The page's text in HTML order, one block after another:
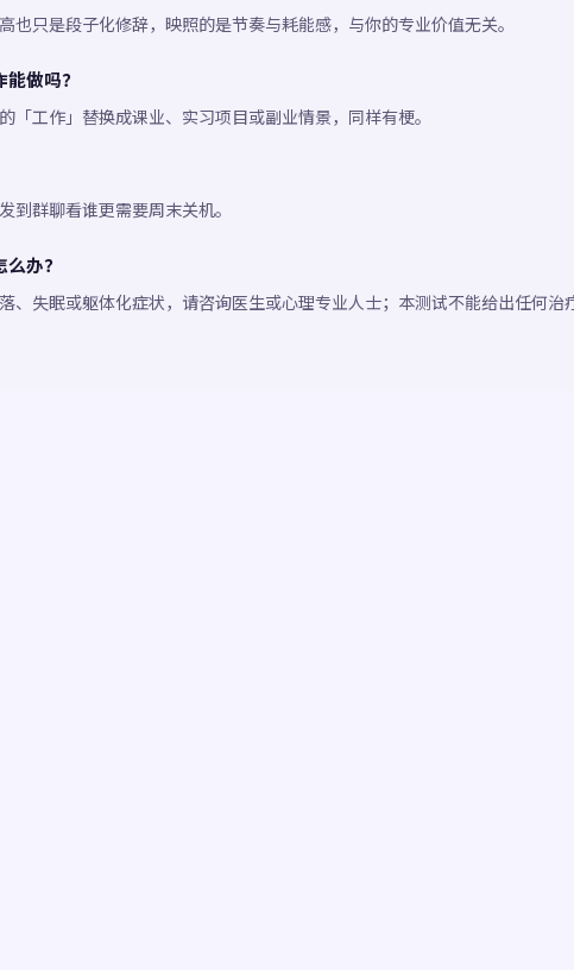
也只是段子化修辞，映照的是节奏与耗能感，与你的专业价值无关。
做吗？
「工作」替换成课业、实习项目或副业情景，同样有梗。
到群聊看谁更需要周末关机。
办？
、失眠或躯体化症状，请咨询医生或心理专业人士；本测试不能给出任何治